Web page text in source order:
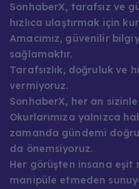
SonhaberX, tarafsız ve
hızlıca ulaştırmak için
Amacımız, güvenilir
sağlamaktır.
Tarafsızlık, doğruluk ve
vermiyoruz.
SonhaberX, her an
Okurlarımıza yalnızca
zamanda gündemi
da önemsiyoruz.
Her görüşten insana eşit
manipüle etmeden